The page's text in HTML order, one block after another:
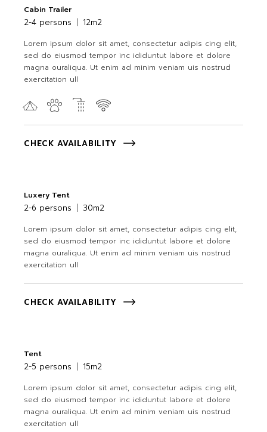
Cabin Trailer
2-4 persons 12m2
Lorem ipsum dolor sit amet, consectetur adipis cing elit,
sed do eiusmod tempor inc ididuntut labore et dolore
magna ouraliqua. Ut enim ad minim veniam uis nostrud
exercitation ull
CHECK AVAILABILITY
Luxery Tent
2-6 persons 30m2
Lorem ipsum dolor sit amet, consectetur adipis cing elit,
sed do eiusmod tempor inc ididuntut labore et dolore
magna ouraliqua. Ut enim ad minim veniam uis nostrud
exercitation ull
CHECK AVAILABILITY
Tent
2-5 persons 15m2
Lorem ipsum dolor sit amet, consectetur adipis cing elit,
sed do eiusmod tempor inc ididuntut labore et dolore
magna ouraliqua. Ut enim ad minim veniam uis nostrud
exercitation ull